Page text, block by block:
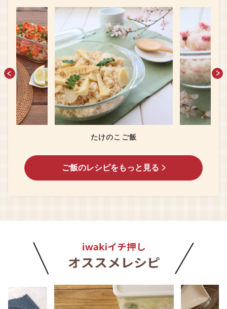
Previous
たけのこご飯
Next
ご飯のレシピをもっと見る